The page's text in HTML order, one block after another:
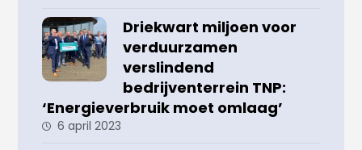
Driekwart miljoen voor
verduurzamen
verslindend
bedrijventerrein TNP:
‘Energieverbruik moet omlaag’
6 april 2023